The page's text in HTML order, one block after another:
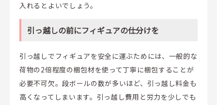
入れるとよいでしょう。
引っ越しの前にフィギュアの仕分けを
引っ越しでフィギュアを安全に運ぶためには、一般的な
荷物の2倍程度の梱包材を使って丁寧に梱包することが
必要不可欠。段ボールの数が多いほど、引っ越し料金も
高くなってしまいます。引っ越し費用と労力を少しでも